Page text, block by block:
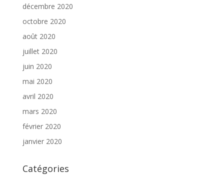
décembre 2020
octobre 2020
août 2020
juillet 2020
juin 2020
mai 2020
avril 2020
mars 2020
février 2020
janvier 2020
Catégories